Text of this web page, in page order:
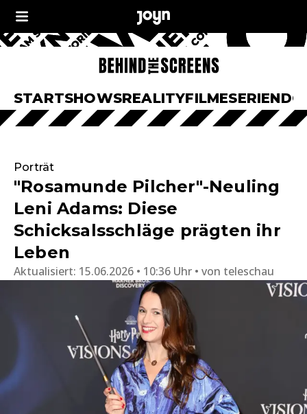
STARTSHOWSREALITYFILMESERIEN
Porträt
"Rosamunde Pilcher"-Neuling
Leni Adams: Diese
Schicksalsschläge prägten ihr
Leben
Aktualisiert: 15.06.2026 • 10:36 Uhr von teleschau